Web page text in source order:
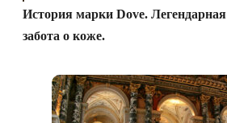
История марки Dove. Легендарная
забота о коже.